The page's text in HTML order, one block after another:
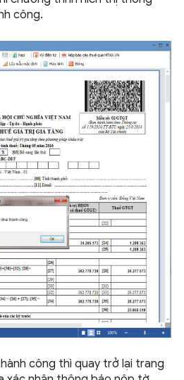
công.
công thì quay trở lại trang